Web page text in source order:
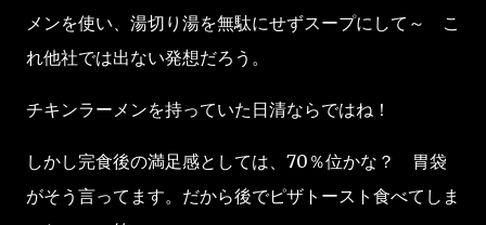
メンを使い、湯切り湯を無駄にせずスープにして～ こ
れ他社では出ない発想だろう。
チキンラーメンを持っていた日清ならではね！
しかし完食後の満足感としては、70％位かな？ 胃袋
がそう言ってます。だから後でピザトースト食べてしま